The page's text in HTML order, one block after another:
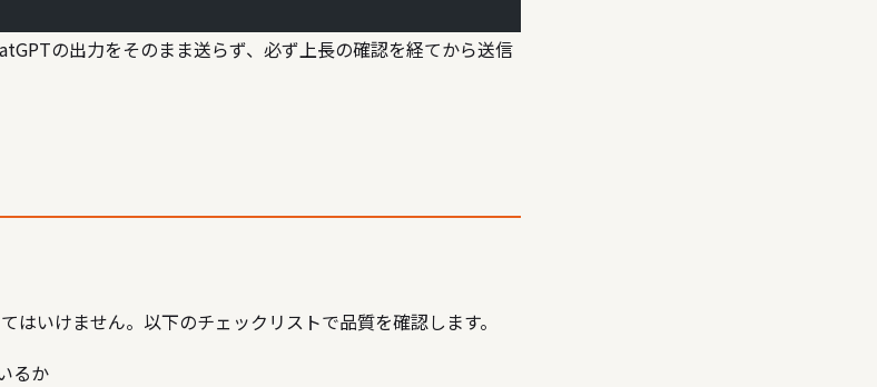
の出力をそのまま送らず、必ず上長の確認を経てから送信
はいけません。以下のチェックリストで品質を確認します。
るか